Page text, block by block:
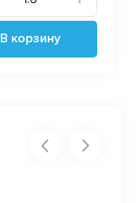
В корзину